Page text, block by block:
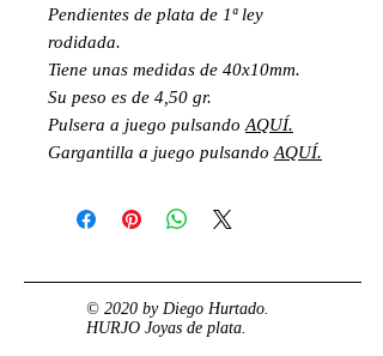
Pendientes de plata de 1ª ley
rodidada.
Tiene unas medidas de 40x10mm.
Su peso es de 4,50 gr.
Pulsera a juego pulsando AQUÍ.
Gargantilla a juego pulsando AQUÍ.
© 2020 by Diego Hurtado.
HURJO Joyas de plata.